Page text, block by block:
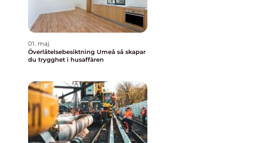
01. maj
Överlåtelsebesiktning Umeå så skapar
du trygghet i husaffären